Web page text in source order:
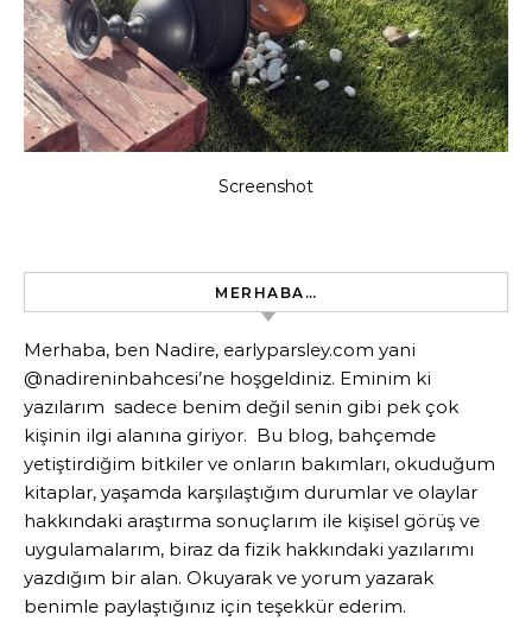
Screenshot
MERHABA…
Merhaba, ben Nadire, earlyparsley.com yani
@nadireninbahcesi’ne hoşgeldiniz. Eminim ki
yazılarım sadece benim değil senin gibi pek çok
kişinin ilgi alanına giriyor. Bu blog, bahçemde
yetiştirdiğim bitkiler ve onların bakımları, okuduğum
kitaplar, yaşamda karşılaştığım durumlar ve olaylar
hakkındaki araştırma sonuçlarım ile kişisel görüş ve
uygulamalarım, biraz da fizik hakkındaki yazılarımı
yazdığım bir alan. Okuyarak ve yorum yazarak
benimle paylaştığınız için teşekkür ederim.